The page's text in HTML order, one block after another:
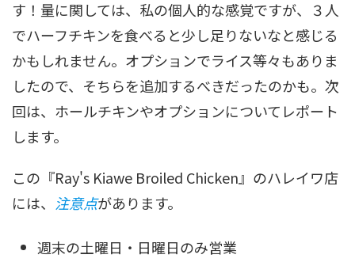
す！量に関しては、私の個人的な感覚ですが、３人
でハーフチキンを食べると少し足りないなと感じる
かもしれません。オプションでライス等々もありま
したので、そちらを追加するべきだったのかも。次
回は、ホールチキンやオプションについてレポート
します。
この『Ray's Kiawe Broiled Chicken』のハレイワ店
には、 注意点があります。
週末の土曜日・日曜日のみ営業